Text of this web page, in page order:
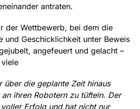
antraten.
der Wettbewerb, bei dem die
und Geschicklichkeit unter Beweis
angefeuert und gelacht –
über die geplante Zeit hinaus
ihren Robotern zu tüfteln. Der
Erfolg und hat nicht nur